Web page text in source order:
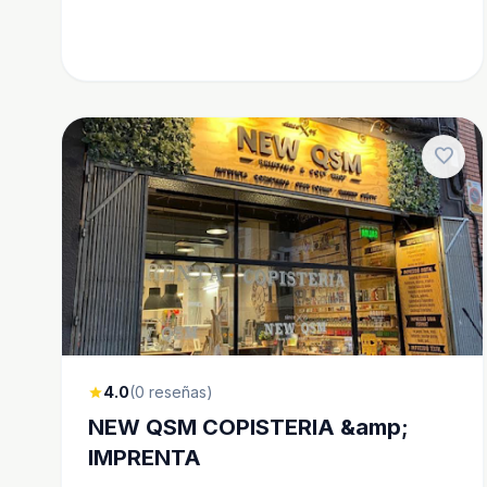
favorite
star4.0(0 reseñas)
NEW QSM COPISTERIA &amp;
IMPRENTA